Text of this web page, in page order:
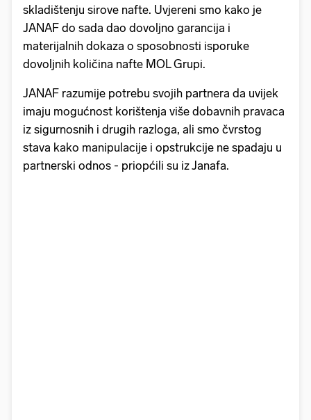
skladištenju sirove nafte. Uvjereni smo kako je
JANAF do sada dao dovoljno garancija i
materijalnih dokaza o sposobnosti isporuke
dovoljnih količina nafte MOL Grupi.
JANAF razumije potrebu svojih partnera da uvijek
imaju mogućnost korištenja više dobavnih pravaca
iz sigurnosnih i drugih razloga, ali smo čvrstog
stava kako manipulacije i opstrukcije ne spadaju u
partnerski odnos - priopćili su iz Janafa.